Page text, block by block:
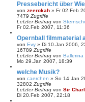
Pressebericht über
von zeerokah » Fr 02.Feb
7479 Zugriffe
Letzter Beitrag von
Fr 02.Feb 2007, 11:36
Opernball filmmaterial
von Evy » Di 10.Jan 2006,
16789 Zugriffe
Letzter Beitrag von Ballerina
Mo 29.Jan 2007, 18:39
welche Musik?
von caerchen » So 14.Jan
32802 Zugriffe
Letzter Beitrag von Sir
Di 20.Feb 2007, 22:18